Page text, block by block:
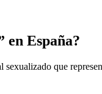
en España?
que